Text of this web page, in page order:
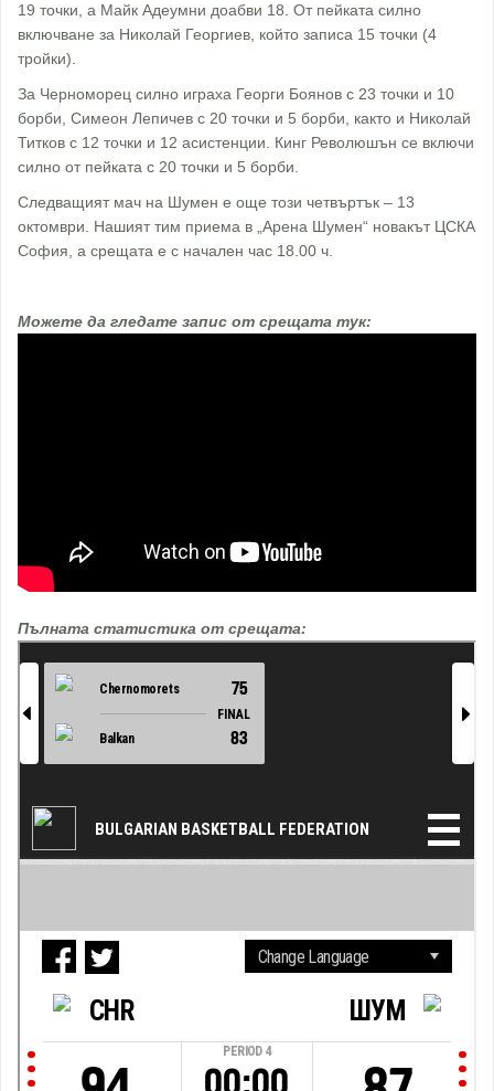
19 точки, а Майк Адеумни доабви 18. От пейката силно
включване за Николай Георгиев, който записа 15 точки (4
тройки).
За Черноморец силно играха Георги Боянов с 23 точки и 10
борби, Симеон Лепичев с 20 точки и 5 борби, както и Николай
Титков с 12 точки и 12 асистенции. Кинг Революшън се включи
силно от пейката с 20 точки и 5 борби.
Следващият мач на Шумен е още този четвъртък – 13
октомври. Нашият тим приема в „Арена Шумен“ новакът ЦСКА
София, а срещата е с начален час 18.00 ч.
Можете да гледате запис от срещата тук:
Пълната статистика от срещата: